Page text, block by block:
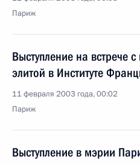
Париж
Выступление на встрече
элитой в Институте
11 февраля 2003 года, 00:02
Париж
Выступление в мэрии